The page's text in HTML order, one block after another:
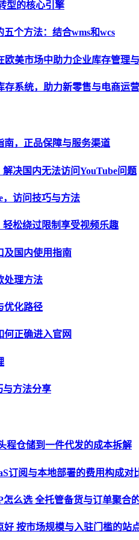
型的核心引擎
个方法：结合wms和wcs
欧美市场中助力企业库存管理
存系统，助力新零售与电商运营
南，正品保障与服务渠道
决国内无法访问YouTube问题
，访问技巧与方法
轻松绕过限制享受视频乐趣
国内使用指南
处理方法
优化路径
何正确进入官网
与方法分享
程仓储到一件代发的成本拆解
订阅与本地部署的费用构成对
么选 全托管备货与订单聚合
好 按市场规模与入驻门槛的站